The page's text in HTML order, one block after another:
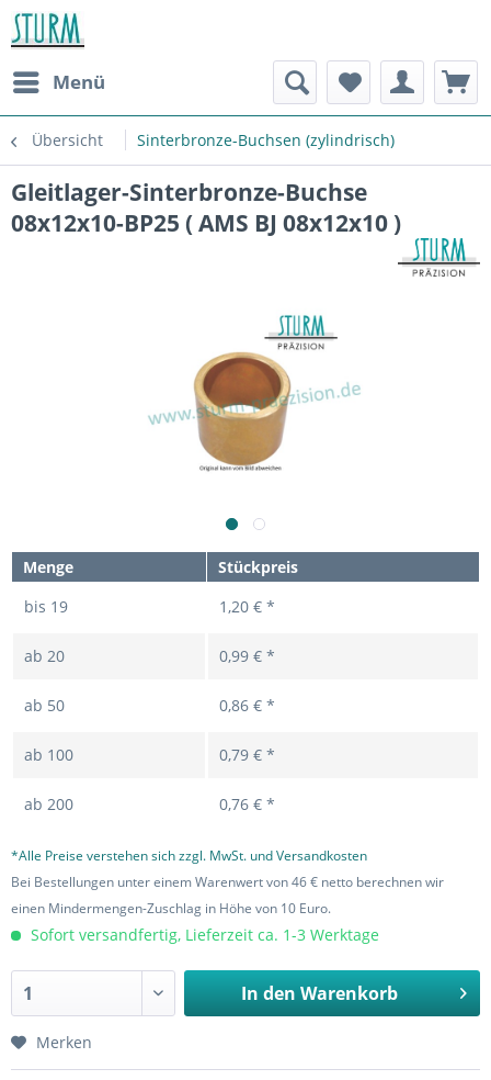
Menü
Übersicht Sinterbronze-Buchsen (zylindrisch)
Gleitlager-Sinterbronze-Buchse
08x12x10-BP25 ( AMS BJ 08x12x10 )
Menge
Stückpreis
bis 19 1,20 € *
ab 20 0,99 € *
ab 50 0,86 € *
ab 100 0,79 € *
ab 200 0,76 € *
*Alle Preise verstehen sich zzgl. MwSt. und Versandkosten
Bei Bestellungen unter einem Warenwert von 46 € netto berechnen wir
einen Mindermengen-Zuschlag in Höhe von 10 Euro.
Sofort versandfertig, Lieferzeit ca. 1-3 Werktage
In den Warenkorb
Merken